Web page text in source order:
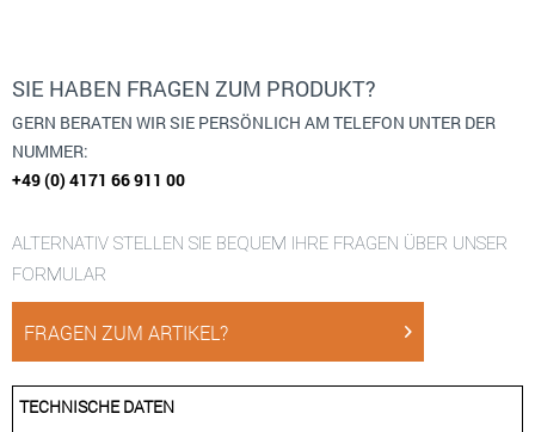
SIE HABEN FRAGEN ZUM PRODUKT?
GERN BERATEN WIR SIE PERSÖNLICH AM TELEFON UNTER DER
NUMMER:
+49 (0) 4171 66 911 00
ALTERNATIV STELLEN SIE BEQUEM IHRE FRAGEN ÜBER UNSER
FORMULAR
FRAGEN ZUM ARTIKEL?
TECHNISCHE DATEN